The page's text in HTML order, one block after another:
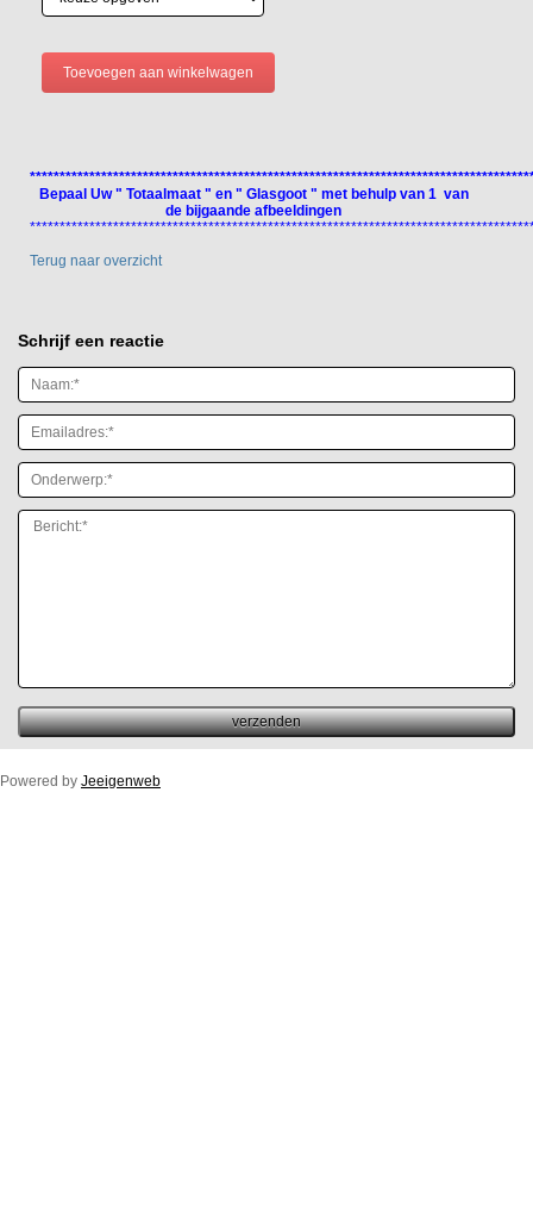
Bepaal Uw " Totaalmaat " en " Glasgoot " met behulp van 1 van
de bijgaande afbeeldingen
Terug naar overzicht
Schrijf een reactie
Powered by Jeeigenweb